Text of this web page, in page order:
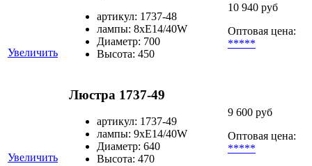
Увеличить
артикул: 1737-48
лампы: 8хЕ14/40W
Диаметр: 700
Высота: 450
10 940 руб
Оптовая цена:
*****
Увеличить
Люстра 1737-49
артикул: 1737-49
лампы: 9хЕ14/40W
Диаметр: 640
Высота: 470
9 600 руб
Оптовая цена:
*****